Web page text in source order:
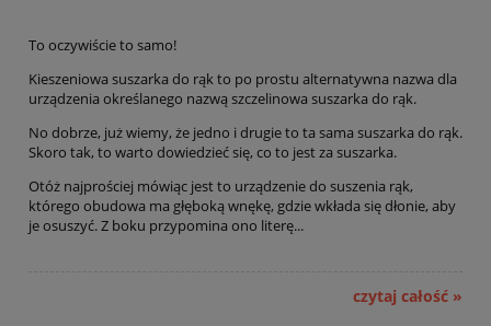
To oczywiście to samo!
Kieszeniowa suszarka do rąk to po prostu alternatywna nazwa dla
urządzenia określanego nazwą szczelinowa suszarka do rąk.
No dobrze, już wiemy, że jedno i drugie to ta sama suszarka do rąk.
Skoro tak, to warto dowiedzieć się, co to jest za suszarka.
Otóż najprościej mówiąc jest to urządzenie do suszenia rąk,
którego obudowa ma głęboką wnękę, gdzie wkłada się dłonie, aby
je osuszyć. Z boku przypomina ono literę...
czytaj całość »